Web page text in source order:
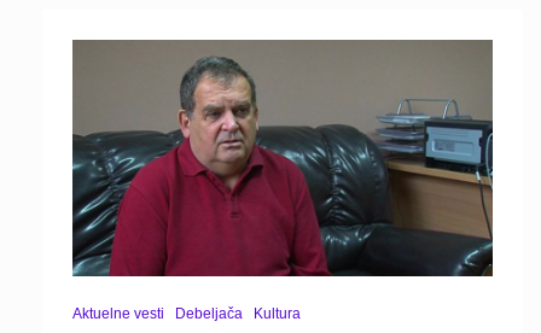
Aktuelne vesti Debeljača Kultura